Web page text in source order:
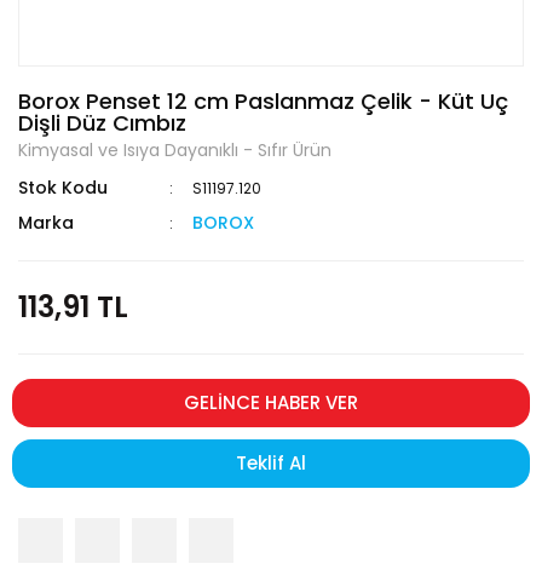
Borox Penset 12 cm Paslanmaz Çelik - Küt Uç
Dişli Düz Cımbız
Kimyasal ve Isıya Dayanıklı - Sıfır Ürün
Stok Kodu
S11197.120
Marka BOROX
113,91 TL
GELİNCE HABER VER
Teklif Al